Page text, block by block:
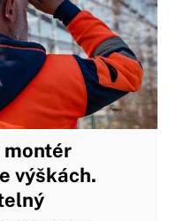
montér
výškách.